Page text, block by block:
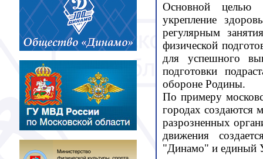
Основной целью
укрепление
регулярным
физической
для успешного
подготовки
обороне Родины.
По примеру
городах создаются
разрозненных
движения
"Динамо" и единый